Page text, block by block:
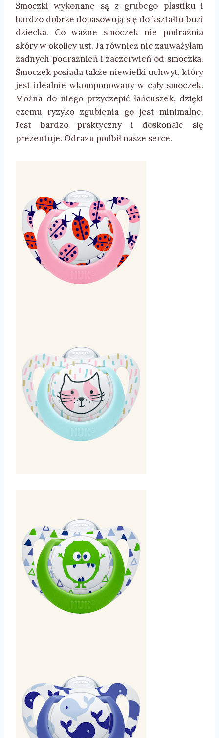
Smoczki wykonane są z grubego plastiku i
bardzo dobrze dopasowują się do kształtu buzi
dziecka. Co ważne smoczek nie podrażnia
skóry w okolicy ust. Ja również nie zauważyłam
żadnych podrażnień i zaczerwień od smoczka.
Smoczek posiada także niewielki uchwyt, który
jest idealnie wkomponowany w cały smoczek.
Można do niego przyczepić łańcuszek, dzięki
czemu ryzyko zgubienia go jest minimalne.
Jest bardzo praktyczny i doskonale się
prezentuje. Odrazu podbił nasze serce.